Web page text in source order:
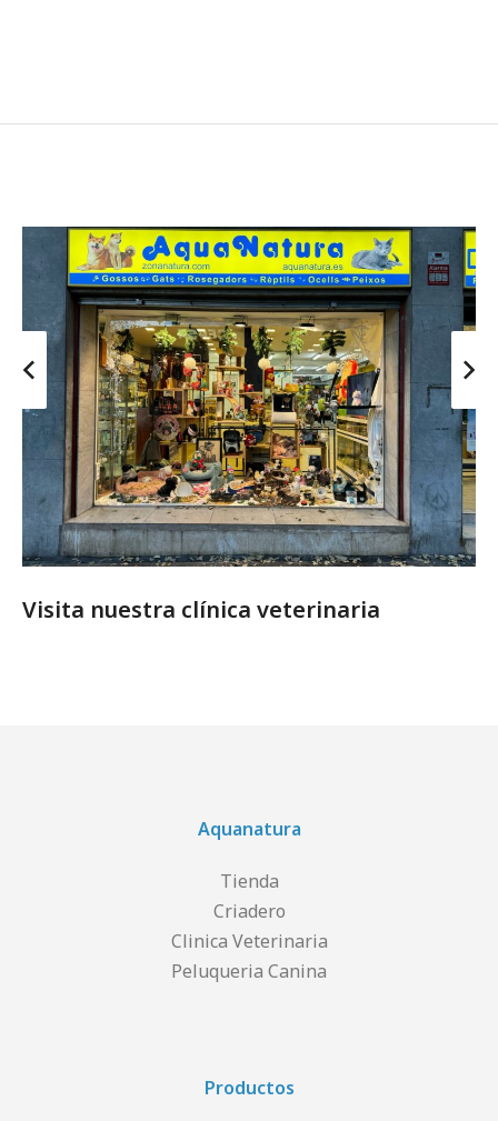
Visita nuestra clínica veterinaria
Aquanatura
Tienda
Criadero
Clinica Veterinaria
Peluqueria Canina
Productos